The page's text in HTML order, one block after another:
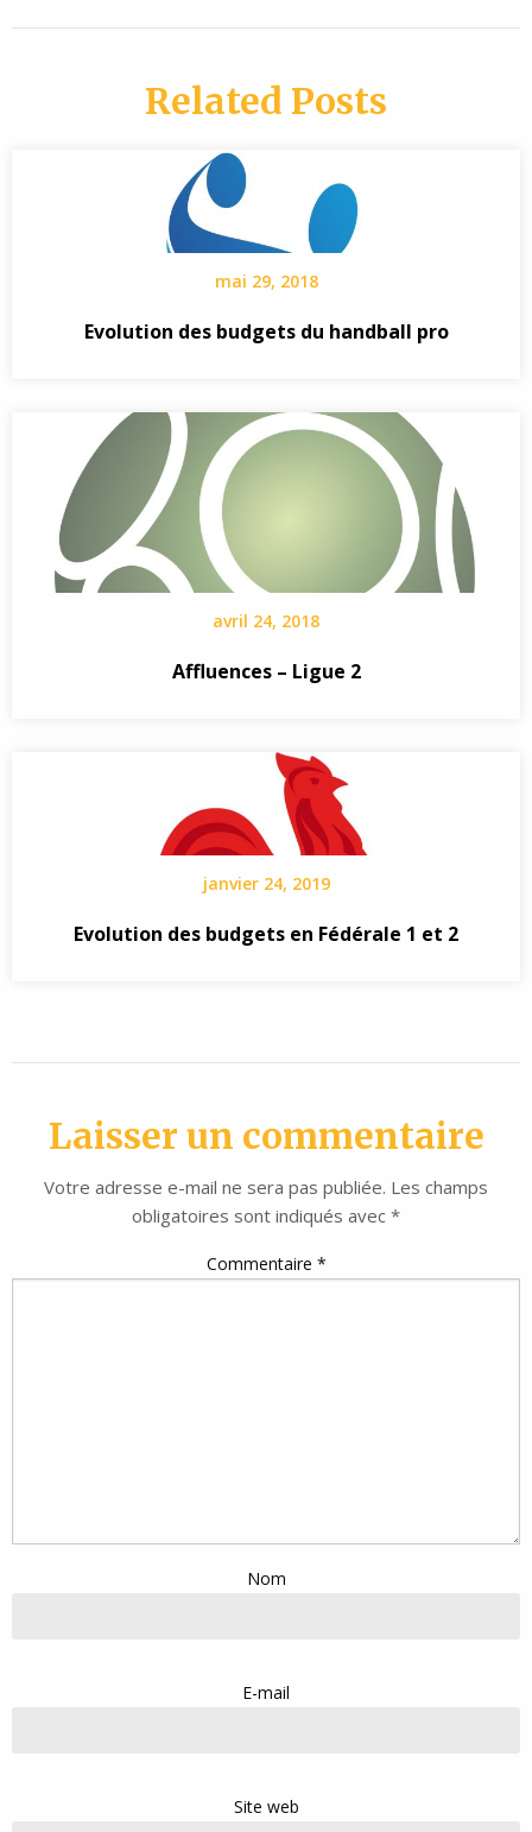
Related Posts
mai 29, 2018
Evolution des budgets du handball pro
avril 24, 2018
Affluences – Ligue 2
janvier 24, 2019
Evolution des budgets en Fédérale 1 et 2
Laisser un commentaire
Votre adresse e-mail ne sera pas publiée. Les champs
obligatoires sont indiqués avec *
Commentaire *
Nom
E-mail
Site web